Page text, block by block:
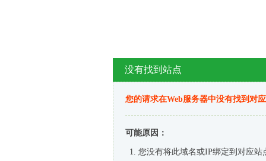
没有找到站点
您的请求在Web服务器中没有找到对
可能原因：
您没有将此域名或IP绑定到对应站